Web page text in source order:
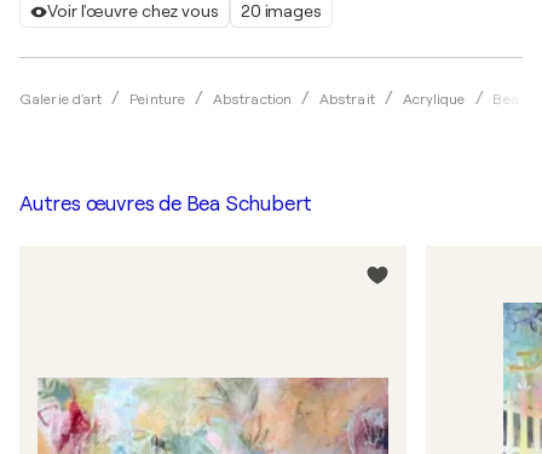
Voir l'œuvre chez vous 20 images
Galerie d'art Peinture Abstraction Abstrait Acrylique Bea
Autres œuvres de Bea Schubert